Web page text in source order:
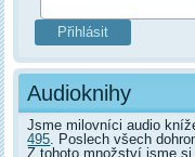
Audioknihy
Jsme milovníci audio
495. Poslech všech
Z tohoto množství jsme